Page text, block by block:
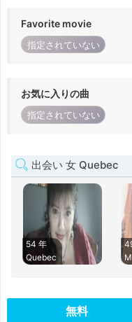
Favorite movie
指定されていない
お気に入りの曲
指定されていない
出会い 女 Quebec
54 年
Quebec
無料